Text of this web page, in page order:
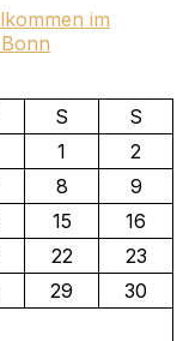
im
S
S
1
2
8
9
15
16
22
23
29
30